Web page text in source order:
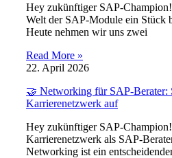
Hey zukünftiger SAP-
Welt der SAP-Module ein Stück
Heute nehmen wir uns zwei
Read More »
22. April 2026
🤝 Networking für SAP-Berater:
Karrierenetzwerk auf
Hey zukünftiger SAP-
Karrierenetzwerk als SAP-
Networking ist ein